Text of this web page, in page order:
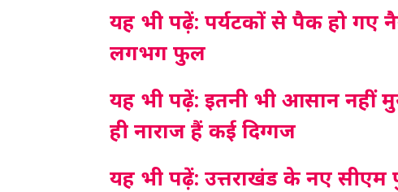
यह भी पढ़ें: पर्यटकों से पैक हो गए
लगभग फुल
यह भी पढ़ें: इतनी भी आसान नहीं
ही नाराज हैं कई दिग्गज
यह भी पढ़ें: उत्तराखंड के नए